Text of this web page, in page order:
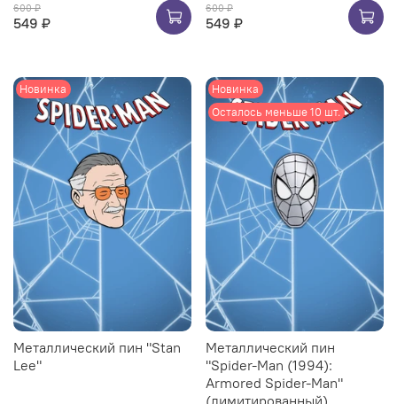
600 ₽
549 ₽
600 ₽
549 ₽
Новинка
Металлический пин "Stan
Lee"
Новинка
Осталось меньше 10 шт.
Металлический пин
"Spider-Man (1994):
Armored Spider-Man"
(лимитированный)